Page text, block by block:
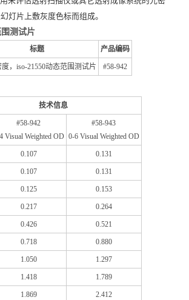
灯片上敷灰度色标而组成。
围测试片
标题 产品编码
度，iso-21550动态范围测试片 #58-942
技术信息
#58-942
Visual Weighted OD
#58-943
0-6 Visual Weighted OD
0.107 0.131
0.107 0.131
0.125 0.153
0.217 0.264
0.426 0.521
0.718 0.880
1.050 1.297
1.418 1.789
1.869 2.412